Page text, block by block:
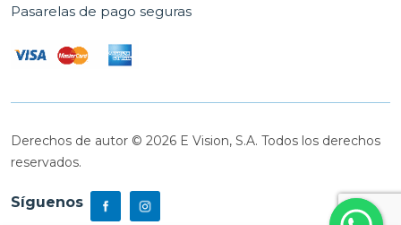
Pasarelas de pago seguras
Derechos de autor © 2026 E Vision, S.A. Todos los derechos
reservados.
Síguenos